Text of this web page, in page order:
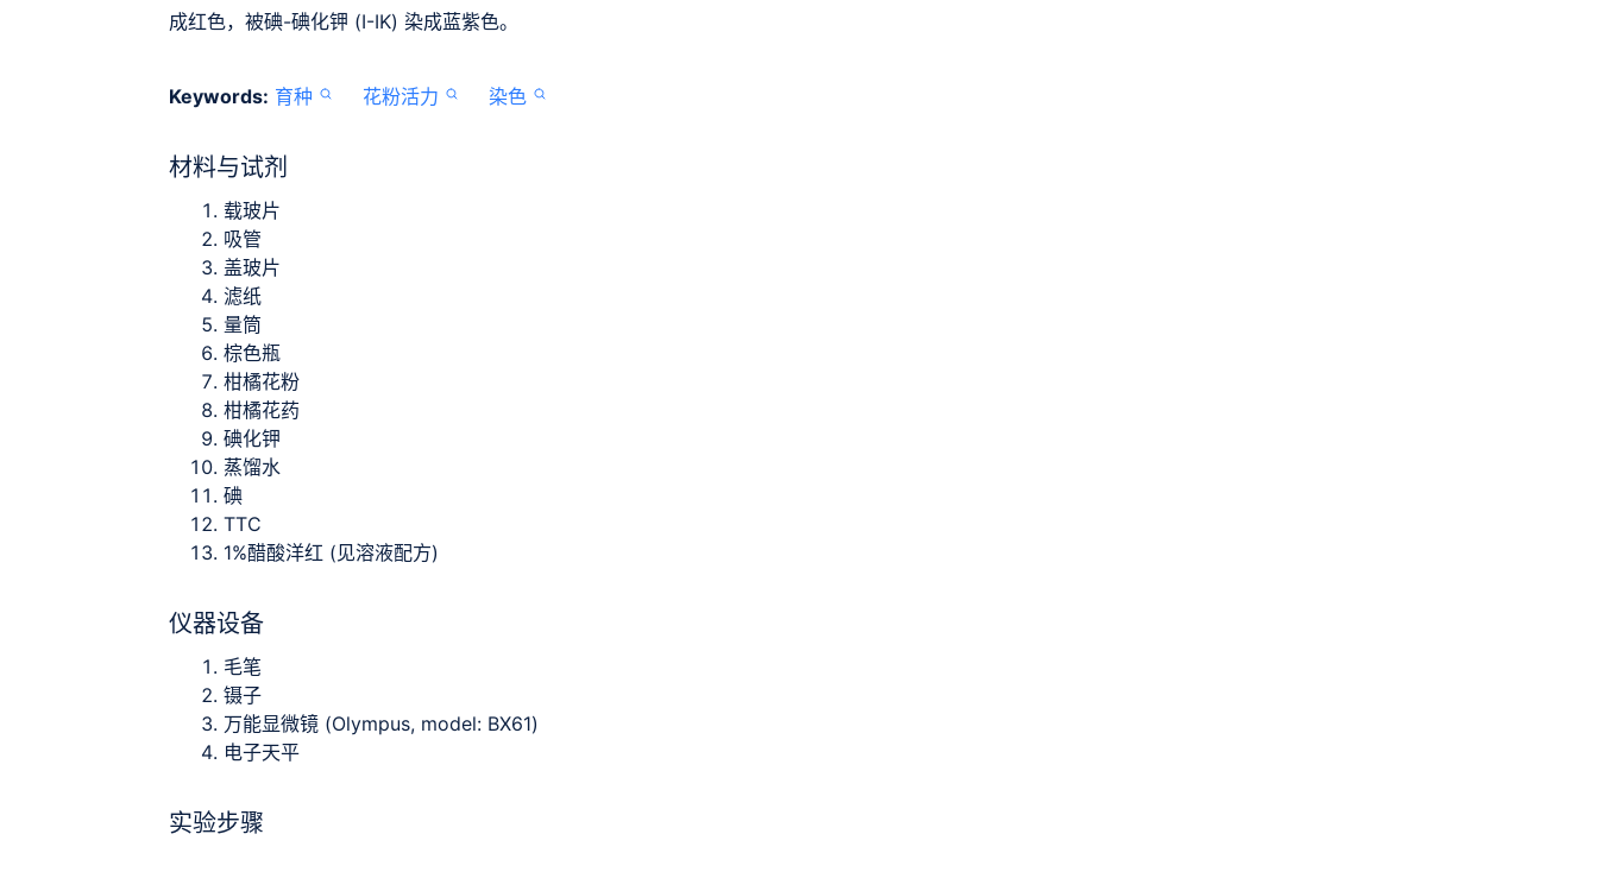
成红色，被碘-碘化钾 (I-IK) 染成蓝紫色。
Keywords: 育种 花粉活力 染色
材料与试剂
载玻片
吸管
盖玻片
滤纸
量筒
棕色瓶
柑橘花粉
柑橘花药
碘化钾
蒸馏水
碘
TTC
1%醋酸洋红 (见溶液配方)
仪器设备
毛笔
镊子
万能显微镜 (Olympus, model: BX61)
电子天平
实验步骤